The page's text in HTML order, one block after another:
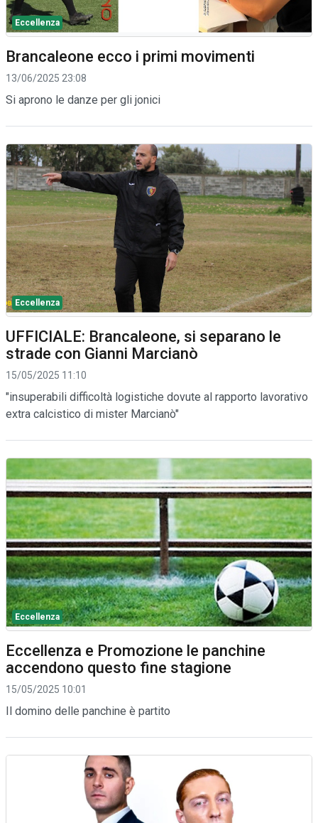
Eccellenza
Brancaleone ecco i primi movimenti
13/06/2025 23:08
Si aprono le danze per gli jonici
Eccellenza
UFFICIALE: Brancaleone, si separano le
strade con Gianni Marcianò
15/05/2025 11:10
"insuperabili difficoltà logistiche dovute al rapporto lavorativo
extra calcistico di mister Marcianò"
Eccellenza
Eccellenza e Promozione le panchine
accendono questo fine stagione
15/05/2025 10:01
Il domino delle panchine è partito